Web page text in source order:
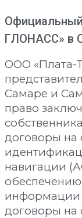
ГЛОНАСС» в
ООО «Плата-
Самаре и
право
договоры на
навигации
информации
договоры на